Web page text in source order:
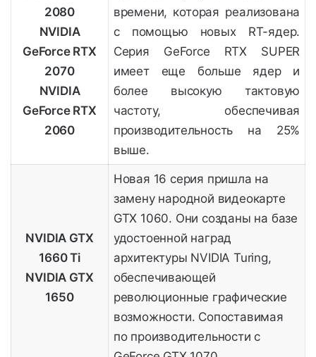
2080
NVIDIA
GeForce RTX
2070
NVIDIA
GeForce RTX
2060
времени, которая реализована
с помощью новых RT-ядер.
Серия GeForce RTX SUPER
имеет еще больше ядер и
более высокую тактовую
частоту, обеспечивая
производительность на 25%
выше.
NVIDIA GTX
1660 Ti
NVIDIA GTX
1650
Новая 16 серия пришла на
замену народной видеокарте
GTX 1060. Они созданы на базе
удостоенной наград
архитектуры NVIDIA Turing,
обеспечивающей
революционные графические
возможности. Сопоставимая
по производительности с